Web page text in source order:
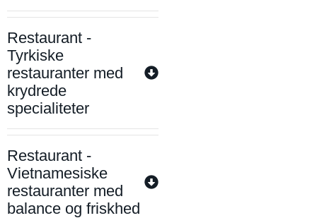
Restaurant -
Tyrkiske
restauranter med
krydrede
specialiteter
Restaurant -
Vietnamesiske
restauranter med
balance og friskhed